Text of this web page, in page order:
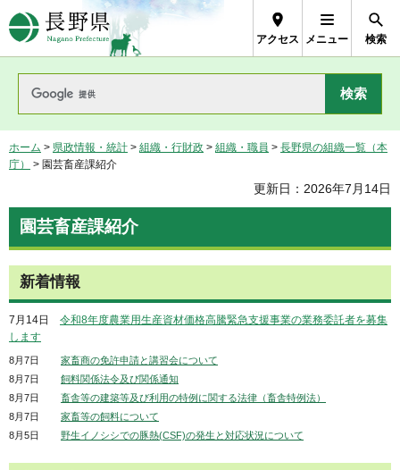
長野県Nagano Prefecture
アクセス メニュー 検索
ホーム > 県政情報・統計 > 組織・行財政 > 組織・職員 > 長野県の組織一覧（本
庁）
> 園芸畜産課紹介
更新日：2026年7月14日
園芸畜産課紹介
新着情報
7月14日 令和8年度農業用生産資材価格高騰緊急支援事業の業務委託者を募集
します
8月7日
家畜商の免許申請と講習会について
8月7日
飼料関係法令及び関係通知
8月7日
畜舎等の建築等及び利用の特例に関する法律（畜舎特例法）
8月7日
家畜等の飼料について
8月5日
野生イノシシでの豚熱(CSF)の発生と対応状況について